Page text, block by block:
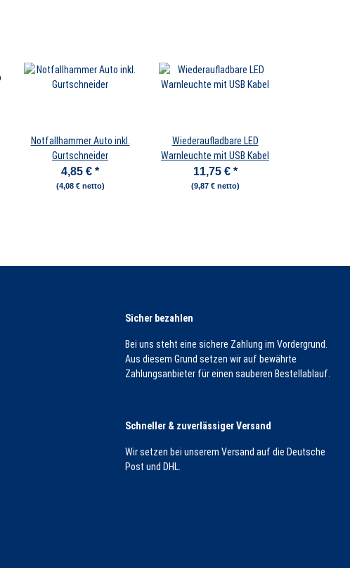
Notfallhammer Auto inkl.
Gurtschneider
4,85 € *
(4,08 € netto)
Wiederaufladbare LED
Warnleuchte mit USB Kabel
11,75 € *
(9,87 € netto)
Sicher bezahlen
Bei uns steht eine sichere Zahlung im Vordergrund.
Aus diesem Grund setzen wir auf bewährte
Zahlungsanbieter für einen sauberen Bestellablauf.
Schneller & zuverlässiger Versand
Wir setzen bei unserem Versand auf die Deutsche
Post und DHL.